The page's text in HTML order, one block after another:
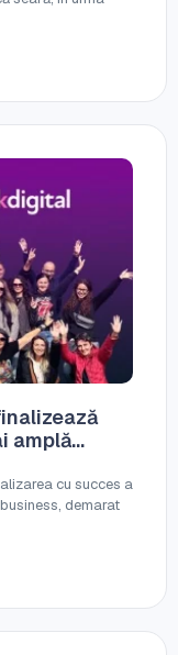
amplă...
cu succes a
demarat